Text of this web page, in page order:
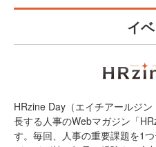
イ
HRzine Day（エイチアールジ
長する人事のWebマガジン「
す。毎回、人事の重要課題を1